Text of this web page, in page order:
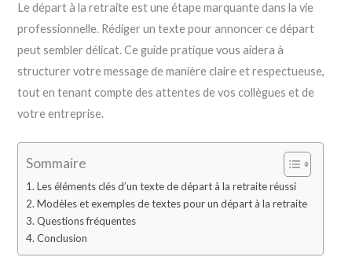
Le départ à la retraite est une étape marquante dans la vie
professionnelle. Rédiger un texte pour annoncer ce départ
peut sembler délicat. Ce guide pratique vous aidera à
structurer votre message de manière claire et respectueuse,
tout en tenant compte des attentes de vos collègues et de
votre entreprise.
Sommaire
Les éléments clés d’un texte de départ à la retraite réussi
Modèles et exemples de textes pour un départ à la retraite
Questions fréquentes
Conclusion